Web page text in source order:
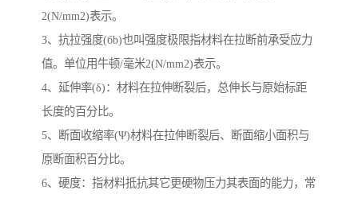
2(N/mm2)表示。
3、抗拉强度(бb)也叫强度极限指材料在拉断前承受应力
值。单位用牛顿/毫米2(N/mm2)表示。
4、延伸率(δ)：材料在拉伸断裂后，总伸长与原始标距
长度的百分比。
5、断面收缩率(Ψ)材料在拉伸断裂后、断面缩小面积与
原断面积百分比。
6、硬度：指材料抵抗其它更硬物压力其表面的能力，常